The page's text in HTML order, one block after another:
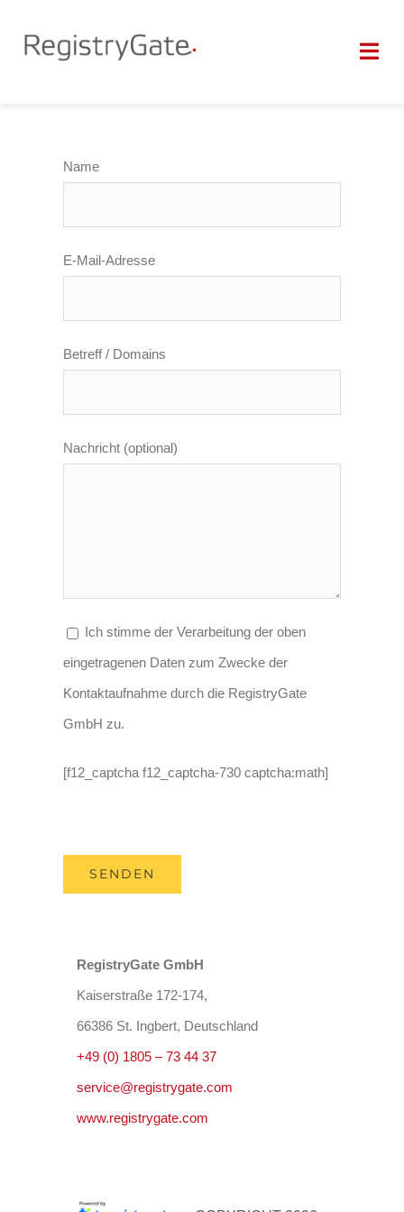
Inhalt
KONTAKT
Name
E-Mail-Adresse
Betreff / Domains
Nachricht (optional)
Ich stimme der Verarbeitung der oben
eingetragenen Daten zum Zwecke der
Kontaktaufnahme durch die RegistryGate
GmbH zu.
[f12_captcha f12_captcha-730 captcha:math]
RegistryGate GmbH
Kaiserstraße 172-174,
66386 St. Ingbert, Deutschland
+49 (0) 1805 – 73 44 37
service@registrygate.com
www.registrygate.com